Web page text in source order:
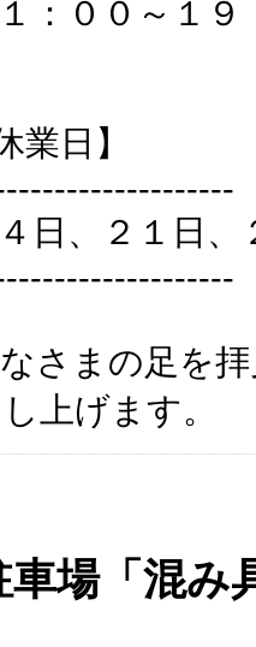
００～１９
業日】
日、２１日、
さまの足を
上げます。
場「混み